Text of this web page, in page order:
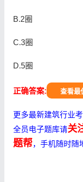
B.2圈
C.3圈
D.5圈
正确答案: 查看最
更多最新建筑行业
全员电子题库请关
题帮，手机随时随